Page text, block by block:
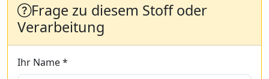
Frage zu diesem Stoff oder
Verarbeitung
Ihr Name *